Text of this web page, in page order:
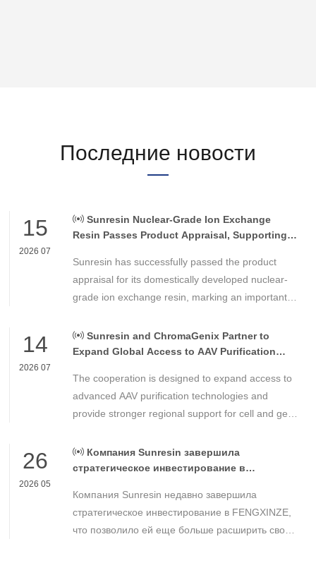
Последние новости
15
2026 07
Sunresin Nuclear-Grade Ion Exchange
Resin Passes Product Appraisal, Supporting
Control
Sunresin has successfully passed the product
appraisal for its domestically developed nuclear-
grade ion exchange resin, marking an important
chemical materials for nuclear power applications.
14
2026 07
Sunresin and ChromaGenix Partner to
Expand Global Access to AAV Purification
The cooperation is designed to expand access to
advanced AAV purification technologies and
provide stronger regional support for cell and gene
Americas.
26
2026 05
Компания Sunresin завершила
стратегическое инвестирование в
бизнеса в области промышленной
хроматографии.
Компания Sunresin недавно завершила
стратегическое инвестирование в FENGXINZE,
что позволило ей еще больше расширить свое